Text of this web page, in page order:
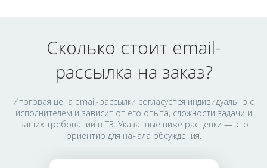
Сколько стоит email-
рассылка на заказ?
Итоговая цена email-рассылки согласуется индивидуально с
исполнителем и зависит от его опыта, сложности задачи и
ваших требований в ТЗ. Указанные ниже расценки — это
ориентир для начала обсуждения.